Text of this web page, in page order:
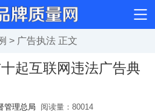
> 广告执法 正文
起互联网违法广告典
管理总局 阅读量： 80014